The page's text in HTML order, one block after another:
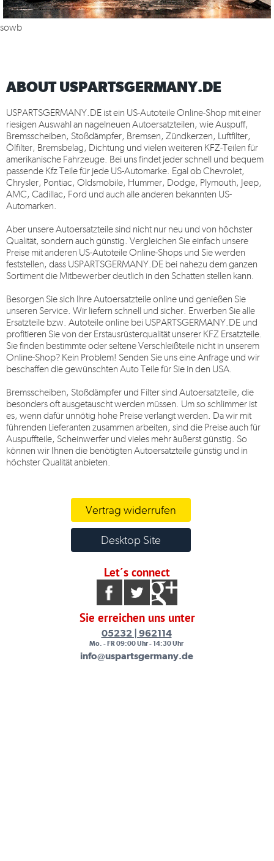
sowb
ABOUT USPARTSGERMANY.DE
USPARTSGERMANY.DE ist ein US-Autoteile Online-Shop mit einer
riesigen Auswahl an nagelneuen Autoersatzteilen, wie Auspuff,
Bremsscheiben, Stoßdämpfer, Bremsen, Zündkerzen, Luftfilter,
Ölfilter, Bremsbelag, Dichtung und vielen weiteren KFZ-Teilen für
amerikanische Fahrzeuge. Bei uns findet jeder schnell und bequem
passende Kfz Teile für jede US-Automarke. Egal ob Chevrolet,
Chrysler, Pontiac, Oldsmobile, Hummer, Dodge, Plymouth, Jeep,
AMC, Cadillac, Ford und auch alle anderen bekannten US-
Automarken.
Aber unsere Autoersatzteile sind nicht nur neu und von höchster
Qualität, sondern auch günstig. Vergleichen Sie einfach unsere
Preise mit anderen US-Autoteile Online-Shops und Sie werden
feststellen, dass USPARTSGERMANY.DE bei nahezu dem ganzen
Sortiment die Mitbewerber deutlich in den Schatten stellen kann.
Besorgen Sie sich Ihre Autoersatzteile online und genießen Sie
unseren Service. Wir liefern schnell und sicher. Erwerben Sie alle
Ersatzteile bzw. Autoteile online bei USPARTSGERMANY.DE und
profitieren Sie von der Erstausrüsterqualität unserer KFZ Ersatzteile.
Sie finden bestimmte oder seltene Verschleißteile nicht in unserem
Online-Shop? Kein Problem! Senden Sie uns eine Anfrage und wir
beschaffen die gewünschten Auto Teile für Sie in den USA.
Bremsscheiben, Stoßdämpfer und Filter sind Autoersatzteile, die
besonders oft ausgetauscht werden müssen. Um so schlimmer ist
es, wenn dafür unnötig hohe Preise verlangt werden. Da wir mit
führenden Lieferanten zusammen arbeiten, sind die Preise auch für
Auspuffteile, Scheinwerfer und vieles mehr äußerst günstig. So
können wir Ihnen die benötigten Autoersatzteile günstig und in
höchster Qualität anbieten.
Vertrag widerrufen
Desktop Site
Let´s connect
Sie erreichen uns unter
05232 | 962114
Mo. - FR 09:00 Uhr - 14:30 Uhr
info@uspartsgermany.de